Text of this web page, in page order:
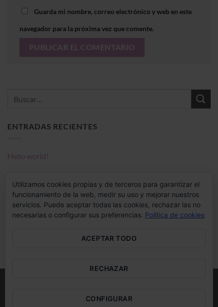
Guarda mi nombre, correo electrónico y web en este
navegador para la próxima vez que comente.
ENTRADAS RECIENTES
Hello world!
COMENTARIOS RECIENTES
A WordPress CommenterenHello world!
ENVÍOS GRATUITOS A PENÍNSULA PARTIR DE 85€ DE COMPRA ·
Utilizamos cookies propias y de terceros para garantizar el
funcionamiento de la web, medir su uso y mejorar nuestros
servicios. Puede aceptar todas las cookies, rechazar las no
necesarias o configurar sus preferencias. Política de cookies
ACEPTAR TODO
RECHAZAR
CONFIGURAR